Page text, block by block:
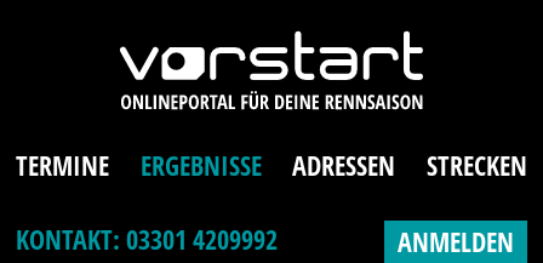
TERMINE ERGEBNISSE ADRESSEN
STRECKEN
KONTAKT: 03301 4209992
ANMELDEN